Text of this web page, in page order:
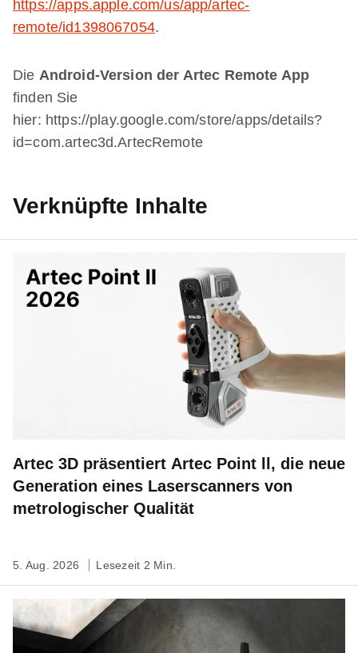
https://apps.apple.com/us/app/artec-
remote/id1398067054.
Die Android-Version der Artec Remote App
finden Sie
hier: https://play.google.com/store/apps/details?
id=com.artec3d.ArtecRemote
Verknüpfte Inhalte
Artec 3D präsentiert Artec Point ll, die neue
Generation eines Laserscanners von
metrologischer Qualität
5. Aug. 2026 Lesezeit 2 Min.